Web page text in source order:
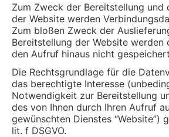
Zum Zweck der Bereitstellung und
der Website werden
Zum bloßen Zweck der
Bereitstellung der Website werden
den Aufruf hinaus nicht
Die Rechtsgrundlage für die
das berechtigte Interesse
Notwendigkeit zur Bereitstellung
des von Ihnen durch Ihren Aufruf
gewünschten Dienstes “Website”)
lit. f DSGVO.